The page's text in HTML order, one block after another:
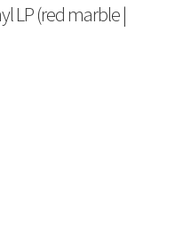
LP (red marble |